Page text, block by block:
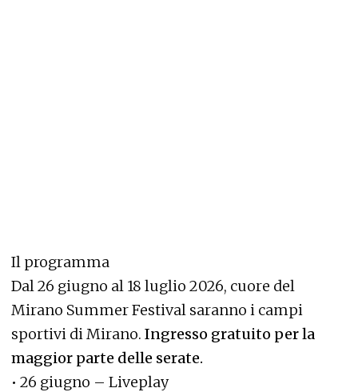
Il programma
Dal 26 giugno al 18 luglio 2026, cuore del
Mirano Summer Festival saranno i campi
sportivi di Mirano. Ingresso gratuito per la
maggior parte delle serate.
• 26 giugno – Liveplay